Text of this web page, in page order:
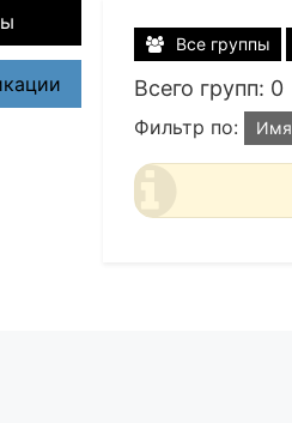
Все группы
Всего групп: 0
Фильтр по: Имя